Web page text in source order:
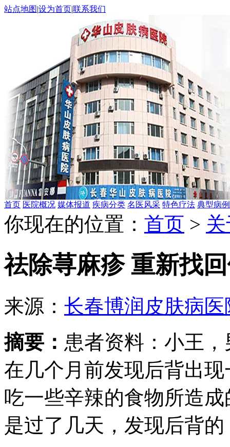
站点地图|设为首页|联系我们
首页 医院概况 媒体报道 疾病分类 名医风采 特色疗法 典型病例
你现在的位置： 首页 >
祛除荨麻疹 重新找
来源： 长春博润皮肤病医
摘要： 患者资料：小王
在几个月前发现后背出
吃一些辛辣的食物所造
是过了几天，发现后背的